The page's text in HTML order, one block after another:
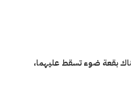
بقعة ضوء تسقط عليهما،